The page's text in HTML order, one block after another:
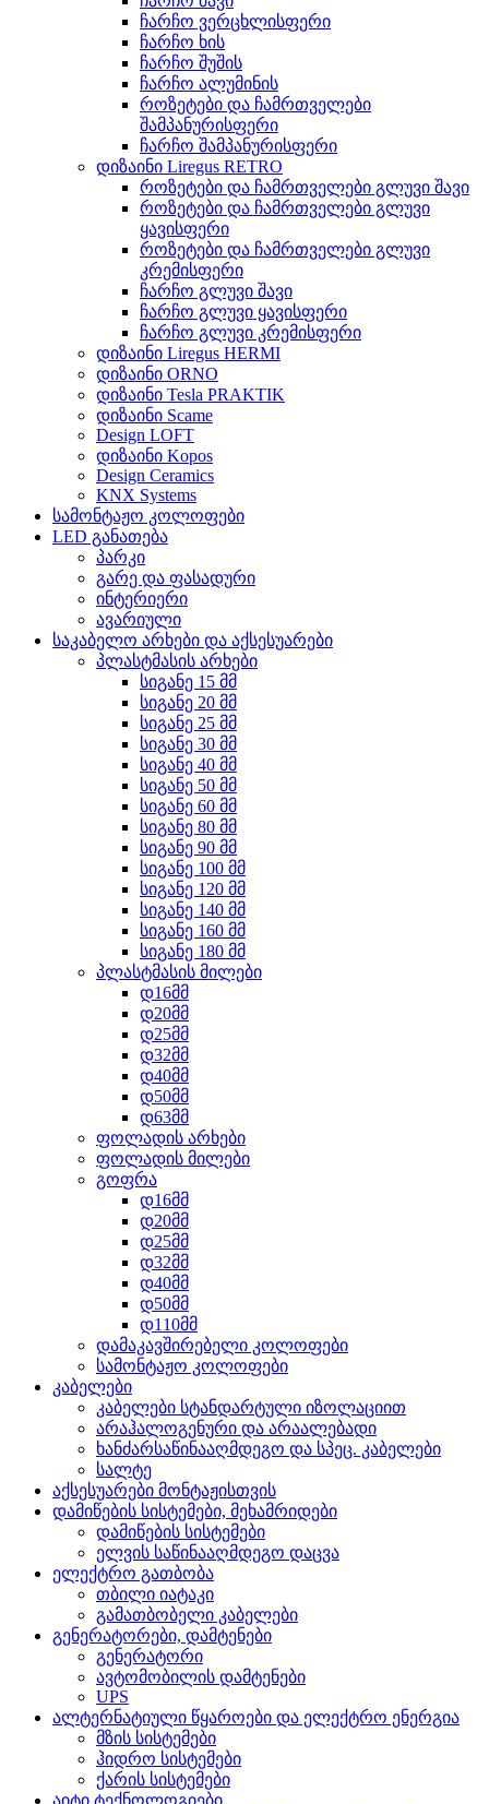
ჩარჩო ვერცხლისფერი
ჩარჩო ხის
ჩარჩო შუშის
ჩარჩო ალუმინის
როზეტები და ჩამრთველები
შამპანურისფერი
ჩარჩო შამპანურისფერი
დიზაინი Liregus RETRO
როზეტები და ჩამრთველები გლუვი შავი
როზეტები და ჩამრთველები გლუვი
ყავისფერი
როზეტები და ჩამრთველები გლუვი
კრემისფერი
ჩარჩო გლუვი შავი
ჩარჩო გლუვი ყავისფერი
ჩარჩო გლუვი კრემისფერი
დიზაინი Liregus HERMI
დიზაინი ORNO
დიზაინი Tesla PRAKTIK
დიზაინი Scame
Design LOFT
დიზაინი Kopos
Design Ceramics
KNX Systems
სამონტაჟო კოლოფები
LED განათება
პარკი
გარე და ფასადური
ინტერიერი
ავარიული
საკაბელო არხები და აქსესუარები
პლასტმასის არხები
სიგანე 15 მმ
სიგანე 20 მმ
სიგანე 25 მმ
სიგანე 30 მმ
სიგანე 40 მმ
სიგანე 50 მმ
სიგანე 60 მმ
სიგანე 80 მმ
სიგანე 90 მმ
სიგანე 100 მმ
სიგანე 120 მმ
სიგანე 140 მმ
სიგანე 160 მმ
სიგანე 180 მმ
პლასტმასის მილები
დ16მმ
დ20მმ
დ25მმ
დ32მმ
დ40მმ
დ50მმ
დ63მმ
ფოლადის არხები
ფოლადის მილები
გოფრა
დ16მმ
დ20მმ
დ25მმ
დ32მმ
დ40მმ
დ50მმ
დ110მმ
დამაკავშირებელი კოლოფები
სამონტაჟო კოლოფები
კაბელები
კაბელები სტანდარტული იზოლაციით
არაჰალოგენური და არაალებადი
ხანძარსაწინააღმდეგო და სპეც. კაბელები
სალტე
აქსესუარები მონტაჟისთვის
დამიწების სისტემები, მეხამრიდები
დამიწების სისტემები
ელვის საწინააღმდეგო დაცვა
ელექტრო გათბობა
თბილი იატაკი
გამათბობელი კაბელები
გენერატორები, დამტენები
გენერატორი
ავტომობილის დამტენები
UPS
ალტერნატიული წყაროები და ელექტრო ენერგია
მზის სისტემები
ჰიდრო სისტემები
ქარის სისტემები
აიტი ტექნოლოგიები